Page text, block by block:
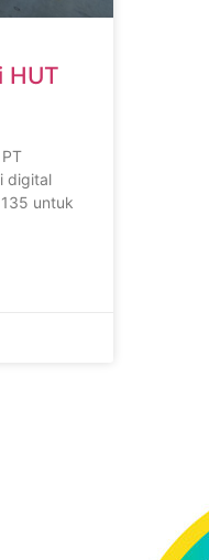
HUT
digital
untuk